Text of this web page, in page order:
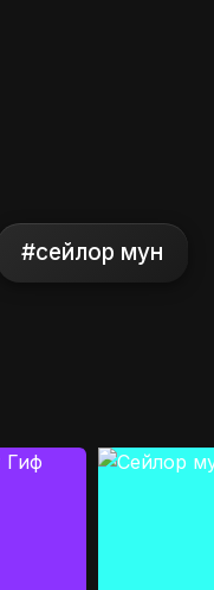
#сейлор мун